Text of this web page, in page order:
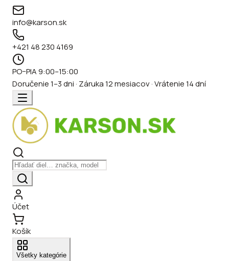
info@karson.sk
+421 48 230 4169
PO–PIA 9:00–15:00
Doručenie 1–3 dni · Záruka 12 mesiacov · Vrátenie 14 dní
Účet
Košík
Všetky kategórie